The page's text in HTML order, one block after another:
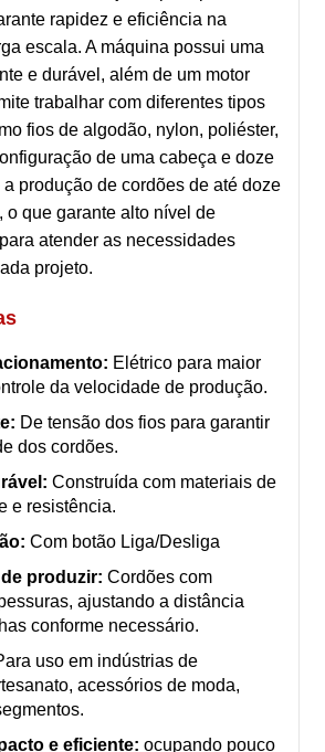
rapidez e eficiência na
escala. A máquina possui uma
e durável, além de um motor
trabalhar com diferentes tipos
fios de algodão, nylon, poliéster,
de uma cabeça e doze
produção de cordões de até doze
o que garante alto nível de
atender as necessidades
projeto.
Elétrico para maior
da velocidade de produção.
De tensão dos fios para garantir
dos cordões.
Construída com materiais de
e resistência.
Com botão Liga/Desliga
produzir: Cordões com
ajustando a distância
conforme necessário.
uso em indústrias de
acessórios de moda,
e eficiente: ocupando pouco